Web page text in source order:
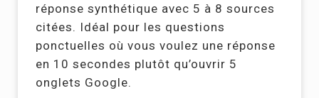
réponse synthétique avec 5 à 8 sources
citées. Idéal pour les questions
ponctuelles où vous voulez une réponse
en 10 secondes plutôt qu’ouvrir 5
onglets Google.